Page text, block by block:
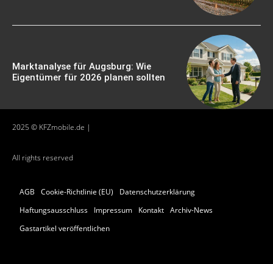
Marktanalyse für Augsburg: Wie
Eigentümer für 2026 planen sollten
2025 © KFZmobile.de |
All rights reserved
AGB Cookie-Richtlinie (EU)
Datenschutzerklärung
Haftungsausschluss
Impressum Kontakt Archiv-News
Gastartikel veröffentlichen